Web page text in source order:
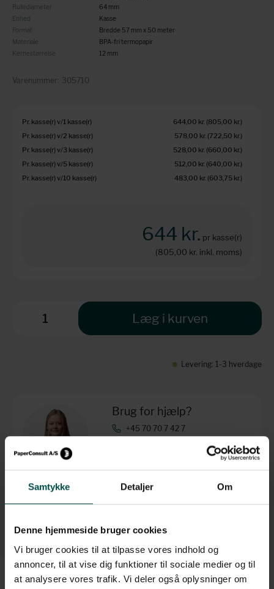
Samtykke Detaljer Om
Denne hjemmeside bruger cookies
Vi bruger cookies til at tilpasse vores indhold og
annoncer, til at vise dig funktioner til sociale medier og til
at analysere vores trafik. Vi deler også oplysninger om
Rullediameter
64 mm
Enhed
Kasse
Format
Bredde 57 mm x 50 meter
Materiale
BPA-fri termopapir
Kernestørrelse
12 mm
Varenummer: 305710
Pr. kasse(r) v/1 kasse(r) 644,00 kr. (805,00 kr.)
Pr. kasse(r) v/2 kasse(r)
578,00 kr. (722,50 kr.)
Pr. kasse(r) v/3 kasse(r)
528,00 kr. (660,00 kr.)
Pr. kasse(r) v/5 kasse(r)
512,00 kr. (640,00 kr.)
Pr. kasse(r) v/10 kasse(r)
483,00 kr. (603,75 kr.)
644 kr. pr kasse(r)
(805,00 kr. inkl. moms)
Læg i kurven
Levering: 1-3 hverdage
Brug for hjælp?
+45 70 70 7 42 7
Mandag-torsdag: 8.00-16.00